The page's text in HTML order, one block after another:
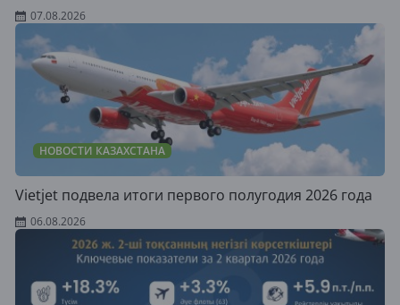
07.08.2026
НОВОСТИ КАЗАХСТАНА
Vietjet подвела итоги первого полугодия 2026 года
06.08.2026